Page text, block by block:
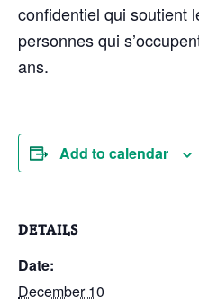
confidentiel qui soutient
personnes qui
ans.
Add to calendar
DETAILS
Date:
December 10